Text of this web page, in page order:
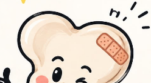
24